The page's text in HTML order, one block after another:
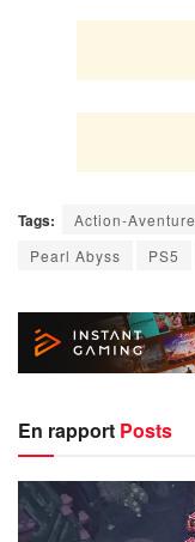
Tags: Action-Aventure
Pearl Abyss
PS5
En rapport Posts